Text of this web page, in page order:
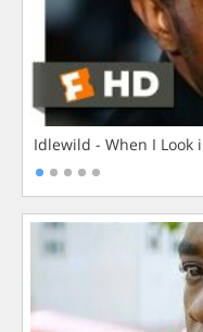
Idlewild - When I Look